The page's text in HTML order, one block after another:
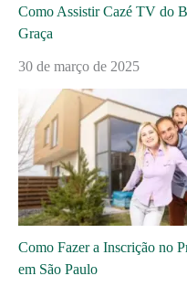
Como Assistir Cazé TV do
Graça
30 de março de 2025
Como Fazer a Inscrição no
em São Paulo